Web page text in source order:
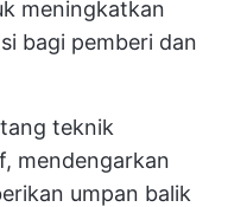
meningkatkan
bagi pemberi dan
teknik
mendengarkan
umpan balik